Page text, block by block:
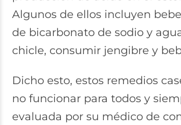
Algunos de ellos incluyen
de bicarbonato de sodio y
chicle, consumir jengibre y
Dicho esto, estos remedios
no funcionar para todos y
evaluada por su médico de